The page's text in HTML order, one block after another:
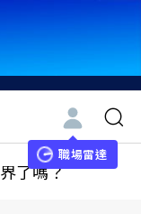
職場雷達
了嗎？